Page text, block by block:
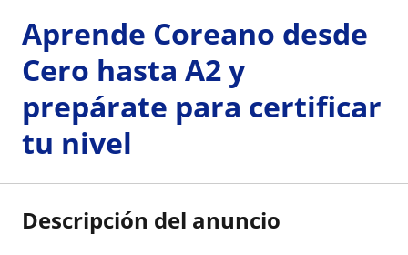
Aprende Coreano desde
Cero hasta A2 y
prepárate para certificar
tu nivel
Descripción del anuncio